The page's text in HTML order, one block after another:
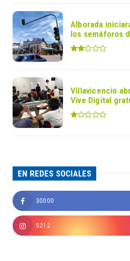
Alborada
los semáforos
Villavicencio
Vive Digital
EN REDES SOCIALES
30000
5212